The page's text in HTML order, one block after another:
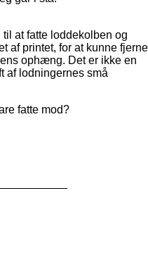
at fatte loddekolben og
af printet, for at kunne fjerne
ophæng. Det er ikke en
af lodningernes små
fatte mod?